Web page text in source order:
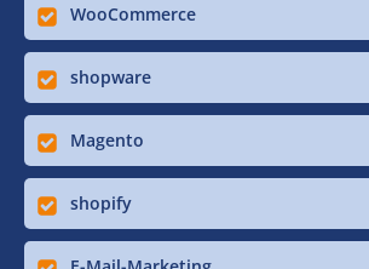
WooCommerce
shopware
Magento
shopify